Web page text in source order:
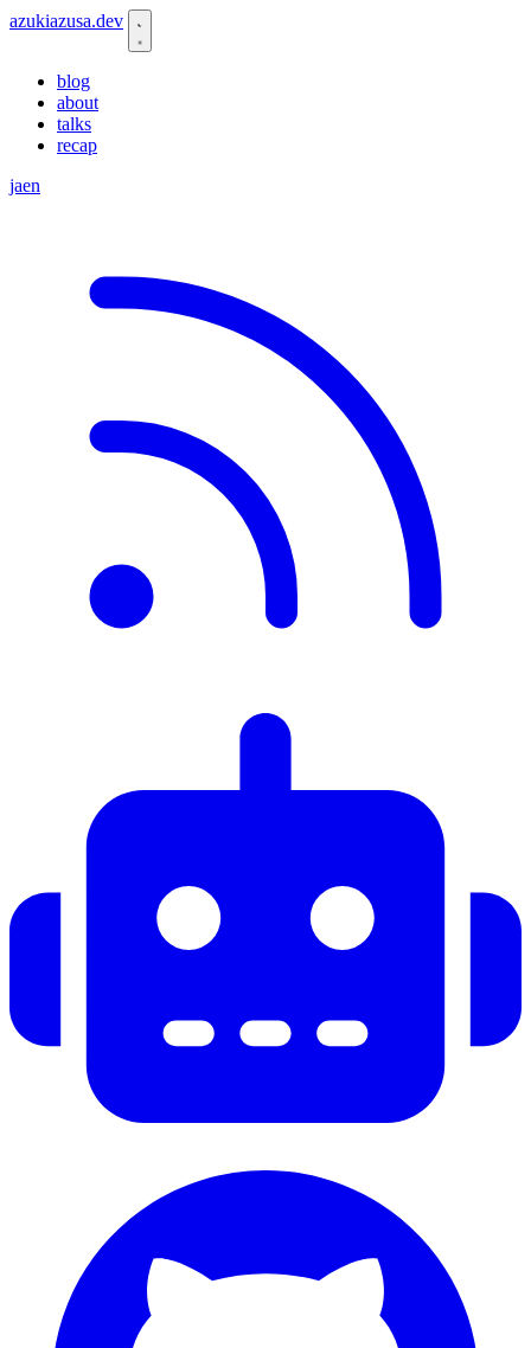
azukiazusa.dev
blog
about
talks
recap
jaen